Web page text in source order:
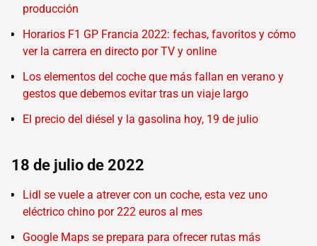
producción
Horarios F1 GP Francia 2022: fechas, favoritos y cómo
ver la carrera en directo por TV y online
Los elementos del coche que más fallan en verano y
gestos que debemos evitar tras un viaje largo
El precio del diésel y la gasolina hoy, 19 de julio
18 de julio de 2022
Lidl se vuele a atrever con un coche, esta vez uno
eléctrico chino por 222 euros al mes
Google Maps se prepara para ofrecer rutas más